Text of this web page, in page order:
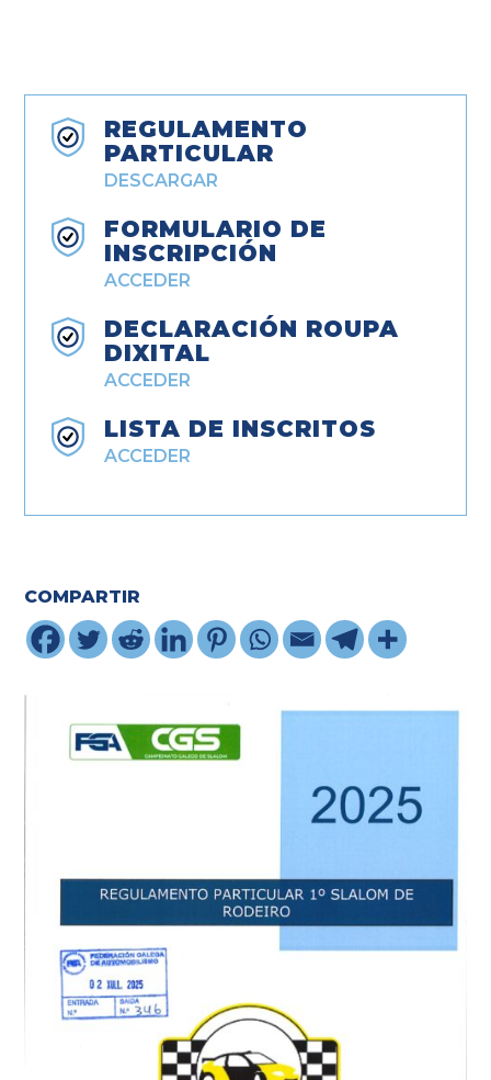
REGULAMENTO
PARTICULAR
DESCARGAR
FORMULARIO DE
INSCRIPCIÓN
ACCEDER
DECLARACIÓN ROUPA
DIXITAL
ACCEDER
LISTA DE INSCRITOS
ACCEDER
COMPARTIR